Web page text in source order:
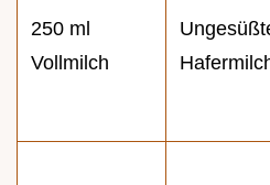
250 ml
Vollmilch